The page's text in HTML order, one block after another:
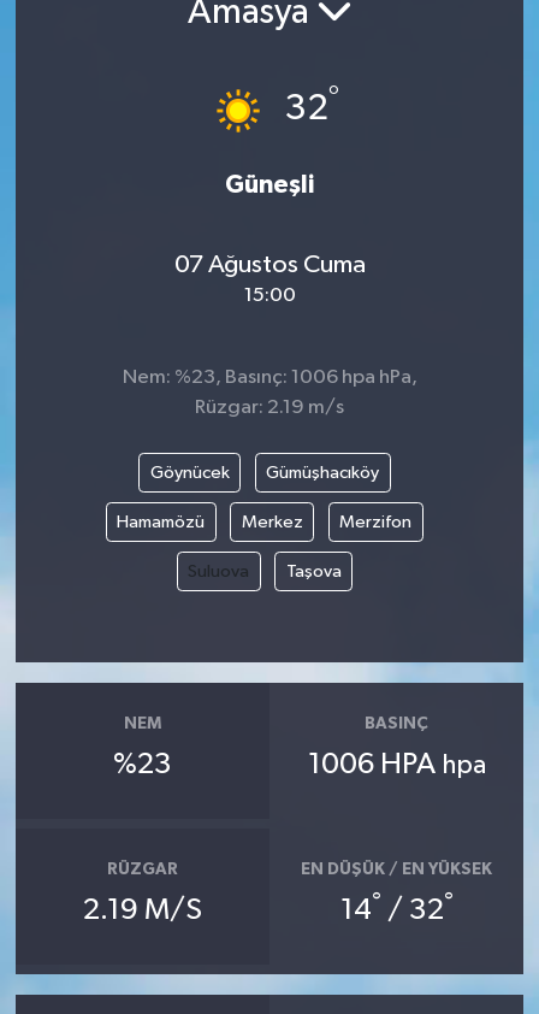
Amasya
32°
Güneşli
07 Ağustos Cuma
15:00
Nem: %23, Basınç: 1006 hpa hPa,
Rüzgar: 2.19 m/s
Göynücek Gümüşhacıköy
Hamamözü Merkez Merzifon
Suluova Taşova
NEM
%23
BASINÇ
1006 HPA hpa
RÜZGAR
2.19 M/S
EN DÜŞÜK / EN YÜKSEK
14° / 32°
BİLİM VE TEKNOLOJİ
HABERDE İNSAN
KÜLTÜR SANAT
SAĞLIK
ŞİRKET HABERLERİ
SPOR